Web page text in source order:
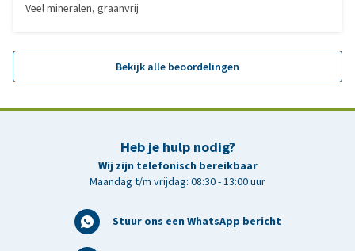
Veel mineralen, graanvrij
Bekijk alle beoordelingen
Heb je hulp nodig?
Wij zijn telefonisch bereikbaar
Maandag t/m vrijdag: 08:30 - 13:00 uur
Stuur ons een WhatsApp bericht